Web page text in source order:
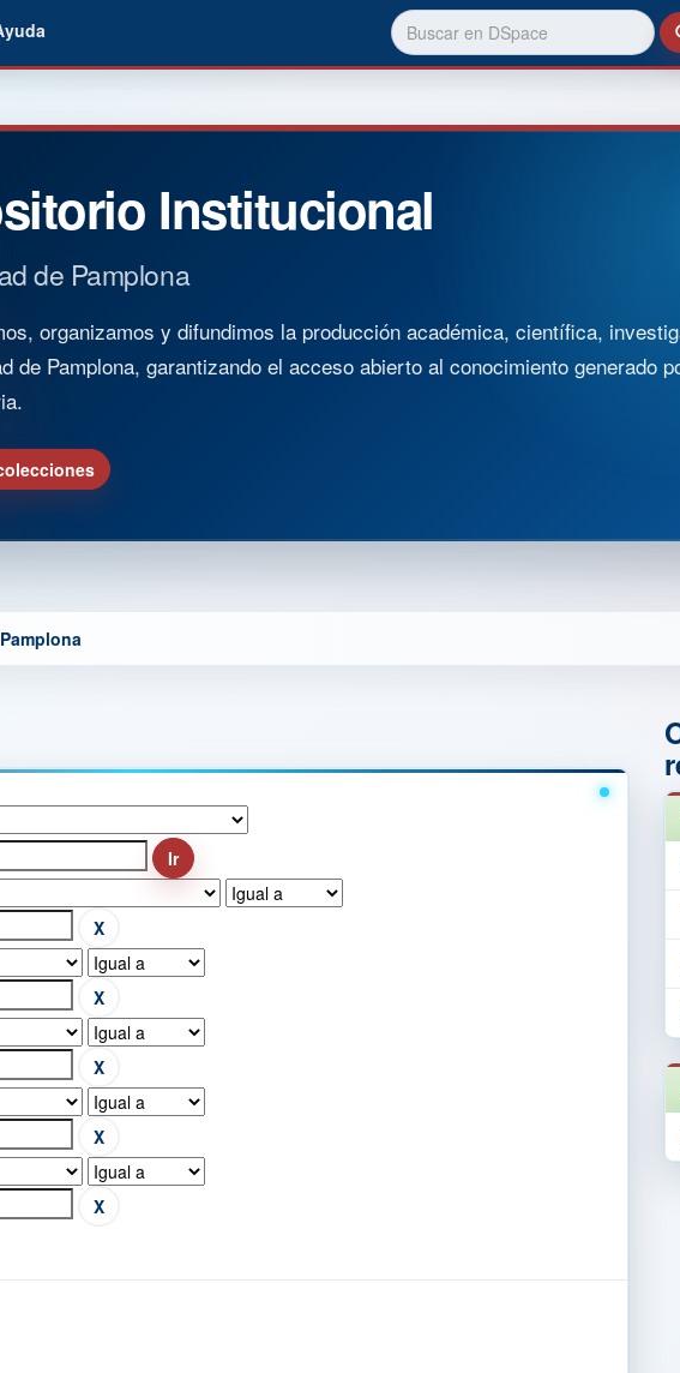
Institucional
de Pamplona
organizamos y difundimos la producción académica, científica,
de Pamplona, garantizando el acceso abierto al conocimiento generado